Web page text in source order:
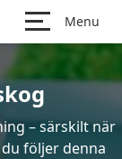
Menu
– särskilt när
följer denna